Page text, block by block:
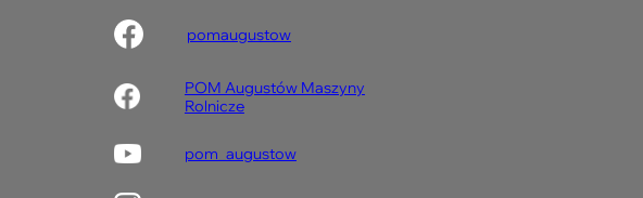
pomaugustow
POM Augustów Maszyny
Rolnicze
pom_augustow